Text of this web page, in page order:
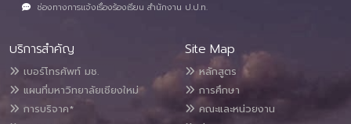
ช่องทางการแจ้งเรื่องร้องเรียน สำนักงาน ป.ป.ท.
บริการสำคัญ
เบอร์โทรศัพท์ มช.
แผนที่มหาวิทยาลัยเชียงใหม่
การบริจาค*
Site Map
หลักสูตร
การศึกษา
คณะและหน่วยงาน